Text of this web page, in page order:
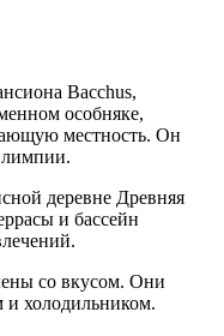
Bacchus,
особняке,
местность. Он
деревне Древняя
и бассейн
со вкусом. Они
холодильником.